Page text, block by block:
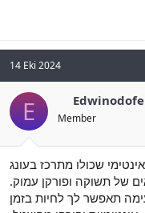
14 Eki 2024
E Edwinodofe
Member
שכולו מתרכז בעונג
של תשוקה ופורקן עמוק.
תאפשר לך לחיות בזמן